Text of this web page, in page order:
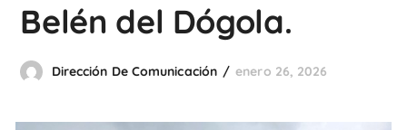
Belén del Dógola.
Dirección De Comunicación enero 26, 2026